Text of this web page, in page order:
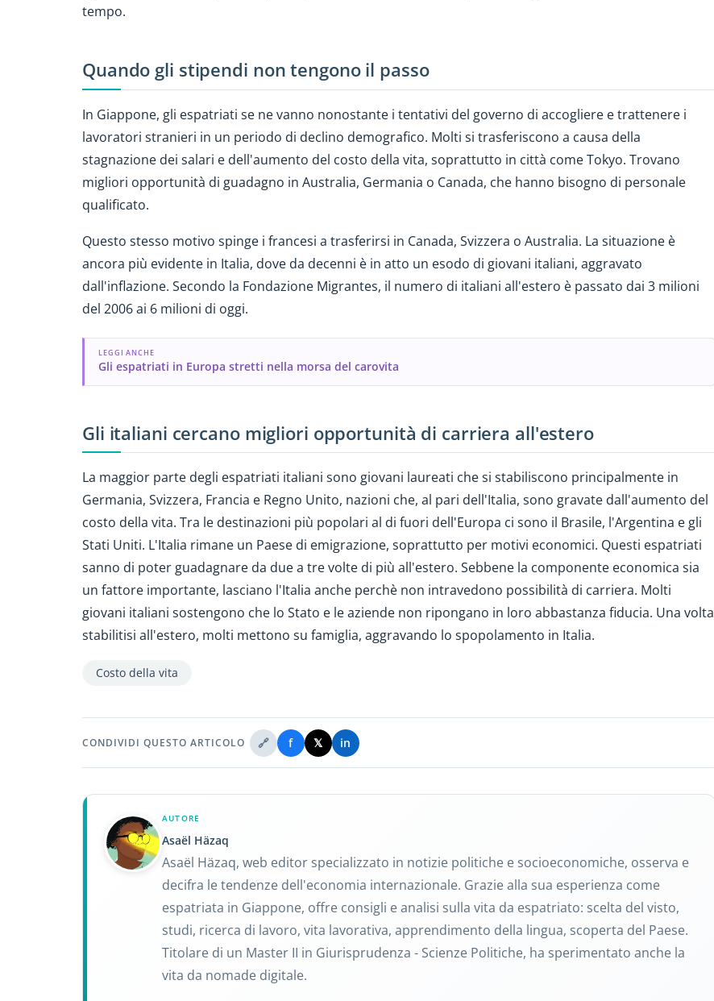
tempo.
Quando gli stipendi non tengono il passo
In Giappone, gli espatriati se ne vanno nonostante i tentativi del governo di accogliere e trattenere i
lavoratori stranieri in un periodo di declino demografico. Molti si trasferiscono a causa della
stagnazione dei salari e dell'aumento del costo della vita, soprattutto in città come Tokyo. Trovano
migliori opportunità di guadagno in Australia, Germania o Canada, che hanno bisogno di personale
qualificato.
Questo stesso motivo spinge i francesi a trasferirsi in Canada, Svizzera o Australia. La situazione è
ancora più evidente in Italia, dove da decenni è in atto un esodo di giovani italiani, aggravato
dall'inflazione. Secondo la Fondazione Migrantes, il numero di italiani all'estero è passato dai 3 milioni
del 2006 ai 6 milioni di oggi.
LEGGI ANCHE
Gli espatriati in Europa stretti nella morsa del carovita
Gli italiani cercano migliori opportunità di carriera all'estero
La maggior parte degli espatriati italiani sono giovani laureati che si stabiliscono principalmente in
Germania, Svizzera, Francia e Regno Unito, nazioni che, al pari dell'Italia, sono gravate dall'aumento del
costo della vita. Tra le destinazioni più popolari al di fuori dell'Europa ci sono il Brasile, l'Argentina e gli
Stati Uniti. L'Italia rimane un Paese di emigrazione, soprattutto per motivi economici. Questi espatriati
sanno di poter guadagnare da due a tre volte di più all'estero. Sebbene la componente economica sia
un fattore importante, lasciano l'Italia anche perchè non intravedono possibilità di carriera. Molti
giovani italiani sostengono che lo Stato e le aziende non ripongano in loro abbastanza fiducia. Una volta
stabilitisi all'estero, molti mettono su famiglia, aggravando lo spopolamento in Italia.
Costo della vita
CONDIVIDI QUESTO ARTICOLO 🔗 f 𝕏 in
AUTORE
Asaël Häzaq
Asaël Häzaq, web editor specializzato in notizie politiche e socioeconomiche, osserva e
decifra le tendenze dell'economia internazionale. Grazie alla sua esperienza come
espatriata in Giappone, offre consigli e analisi sulla vita da espatriato: scelta del visto,
studi, ricerca di lavoro, vita lavorativa, apprendimento della lingua, scoperta del Paese.
Titolare di un Master II in Giurisprudenza - Scienze Politiche, ha sperimentato anche la
vita da nomade digitale.